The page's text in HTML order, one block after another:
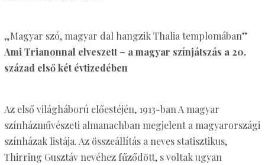
„Magyar szó, magyar dal hangzik Thalia templomában”
Ami Trianonnal elveszett – a magyar színjátszás a 20.
század első két évtizedében
Az első világháború előestéjén, 1913-ban A magyar
színházművészeti almanachban megjelent a magyarországi
színházak listája. Az összeállítás a neves statisztikus,
Thirring Gusztáv nevéhez fűződött, s voltak ugyan